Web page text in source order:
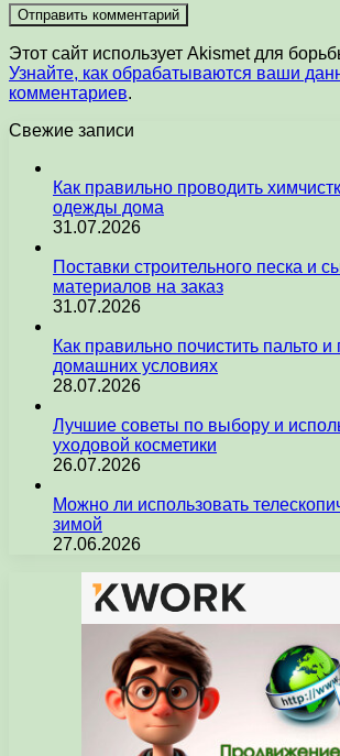
Этот сайт использует Akismet для
Узнайте, как обрабатываются ваши
комментариев.
Свежие записи
Как правильно проводить
одежды дома
31.07.2026
Поставки строительного песка и
материалов на заказ
31.07.2026
Как правильно почистить пальто
домашних условиях
28.07.2026
Лучшие советы по выбору и
уходовой косметики
26.07.2026
Можно ли использовать
зимой
27.06.2026